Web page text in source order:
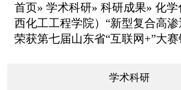
首页» 学术科研» 科研成果» 化
西化工工程学院）“新型复合高渗
荣获第七届山东省“互联网+”大赛